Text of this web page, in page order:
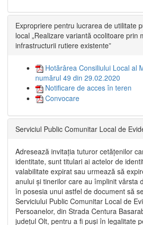
Expropriere pentru lucrarea de utilitate
local „Realizare variantă ocolitoare prin
infrastructurii rutiere existente”
Hotărârea Consiliului Local al
numărul 49 din 29.02.2020
Notificare de acces în teren
Convocare
Serviciul Public Comunitar Local de
Adresează invitația tuturor cetățenilor
identitate, sunt titulari ai actelor de
valabilitate expirat sau urmează să
anului și tinerilor care au împlinit vârsta
în posesia unui astfel de document să
Serviciului Public Comunitar Local de
Persoanelor, din Strada Centura
județul Olt, pentru a fi puși în legalitate